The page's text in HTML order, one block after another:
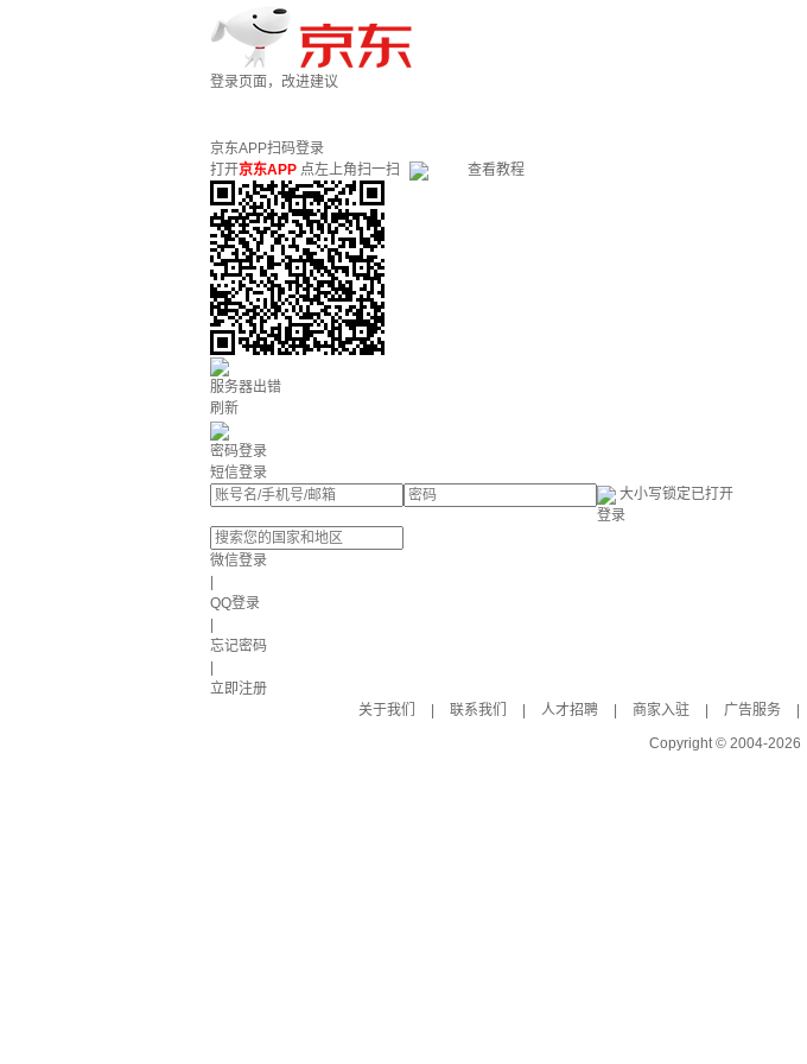
登录页面，改进建议
京东APP扫码登录
打开京东APP 点左上角扫一扫 查看教程
服务器出错
刷新
密码登录
短信登录
大小写锁定已打开
登录
微信登录
QQ登录
忘记密码
立即注册
关于我们
联系我们 人才招聘 商家入驻 广告服务
Copyright © 2004-2026